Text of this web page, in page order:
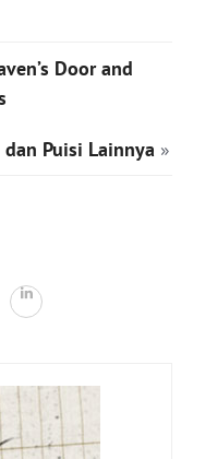
Door and
Puisi Lainnya »